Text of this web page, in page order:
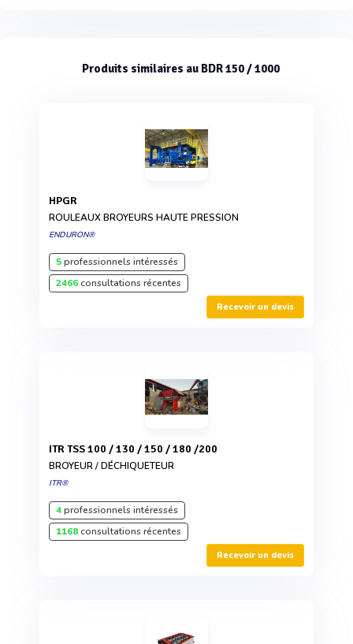
Produits similaires au BDR 150 / 1000
HPGR
ROULEAUX BROYEURS HAUTE PRESSION
ENDURON®
5professionnels intéressés
2466consultations récentes
Recevoir un devis
ITR TSS 100 / 130 / 150 / 180 /200
BROYEUR / DÉCHIQUETEUR
ITR®
4professionnels intéressés
1168consultations récentes
Recevoir un devis